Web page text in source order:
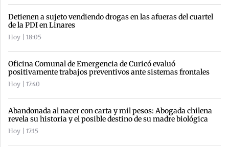
Detienen a sujeto vendiendo drogas en las afueras del cuartel
de la PDI en Linares
Hoy | 18:05
Oficina Comunal de Emergencia de Curicó evaluó
positivamente trabajos preventivos ante sistemas frontales
Hoy | 17:40
Abandonada al nacer con carta y mil pesos: Abogada chilena
revela su historia y el posible destino de su madre biológica
Hoy | 17:15